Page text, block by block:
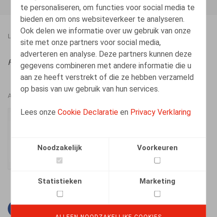
te personaliseren, om functies voor social media te
bieden en om ons websiteverkeer te analyseren.
Ook delen we informatie over uw gebruik van onze
site met onze partners voor social media,
adverteren en analyse. Deze partners kunnen deze
gegevens combineren met andere informatie die u
aan ze heeft verstrekt of die ze hebben verzameld
op basis van uw gebruik van hun services.
Lees onzeCookie Declaratie en Privacy Verklaring
Noodzakelijk Voorkeuren
Statistieken Marketing
RDC/TBH, 2024, nr. 9, pp. 1161 - 1166
AUTEURS
Justine Vaesen